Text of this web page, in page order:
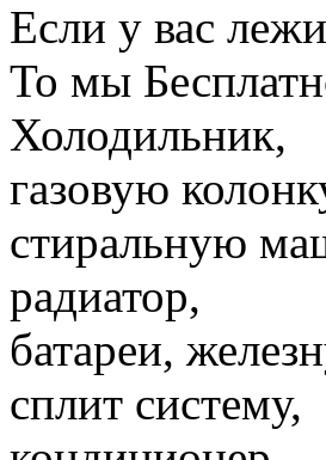
Если у вас
То мы
Холодильник,
газовую
стиральную
радиатор,
батареи,
сплит систему,